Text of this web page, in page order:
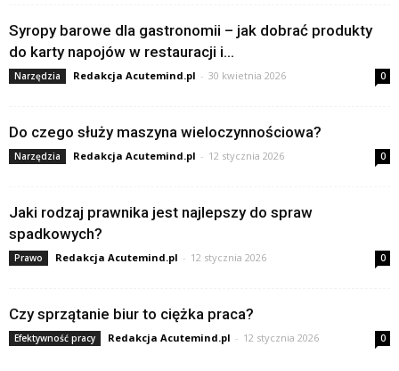
Syropy barowe dla gastronomii – jak dobrać produkty
do karty napojów w restauracji i...
Narzędzia Redakcja Acutemind.pl - 30 kwietnia 2026 0
Do czego służy maszyna wieloczynnościowa?
Narzędzia Redakcja Acutemind.pl - 12 stycznia 2026 0
Jaki rodzaj prawnika jest najlepszy do spraw
spadkowych?
Prawo Redakcja Acutemind.pl - 12 stycznia 2026 0
Czy sprzątanie biur to ciężka praca?
Efektywność pracy Redakcja Acutemind.pl - 12 stycznia 2026 0